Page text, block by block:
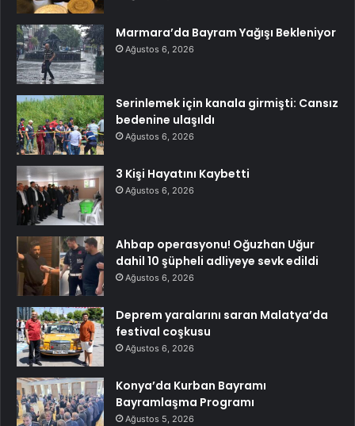
Marmara’da Bayram Yağışı Bekleniyor
Ağustos 6, 2026
Serinlemek için kanala girmişti: Cansız
bedenine ulaşıldı
Ağustos 6, 2026
3 Kişi Hayatını Kaybetti
Ağustos 6, 2026
Ahbap operasyonu! Oğuzhan Uğur
dahil 10 şüpheli adliyeye sevk edildi
Ağustos 6, 2026
Deprem yaralarını saran Malatya’da
festival coşkusu
Ağustos 6, 2026
Konya’da Kurban Bayramı
Bayramlaşma Programı
Ağustos 5, 2026